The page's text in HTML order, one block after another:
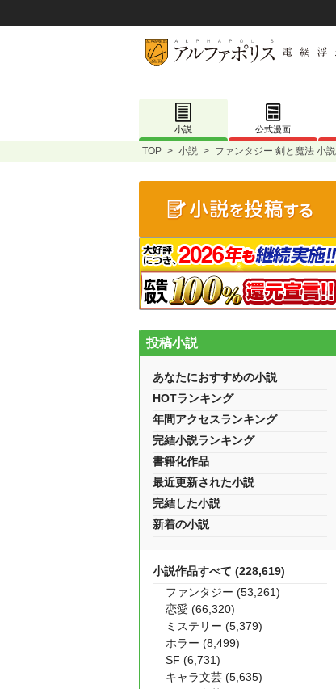
小説 公式漫画
TOP > 小説 > ファンタジー 剣と魔法 小
投稿小説
あなたにおすすめの小説
HOTランキング
年間アクセスランキング
完結小説ランキング
書籍化作品
最近更新された小説
完結した小説
新着の小説
小説作品すべて (228,619)
ファンタジー (53,261)
恋愛 (66,320)
ミステリー (5,379)
ホラー (8,499)
SF (6,731)
キャラ文芸 (5,635)